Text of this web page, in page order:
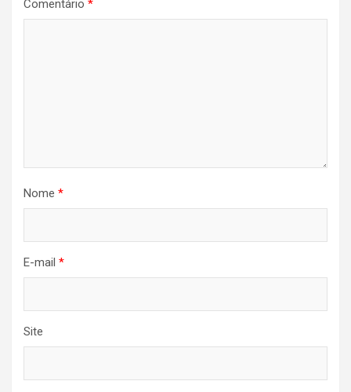
Comentário *
Nome *
E-mail *
Site